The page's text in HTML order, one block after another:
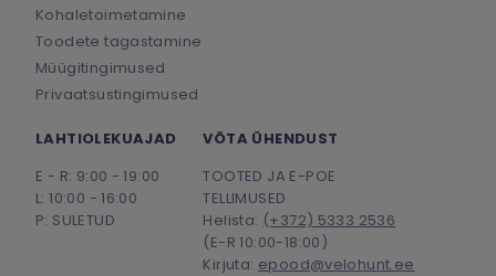
Kohaletoimetamine
Toodete tagastamine
Müügitingimused
Privaatsustingimused
LAHTIOLEKUAJAD
E - R: 9:00 - 19:00
L: 10:00 - 16:00
P: SULETUD
VÕTA ÜHENDUST
TOOTED JA E-POE
TELLIMUSED
Helista: (+372) 5333 2536
(E-R 10:00-18:00)
Kirjuta: epood@velohunt.ee